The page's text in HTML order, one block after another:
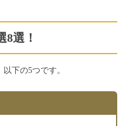
選！
以下の5つです。